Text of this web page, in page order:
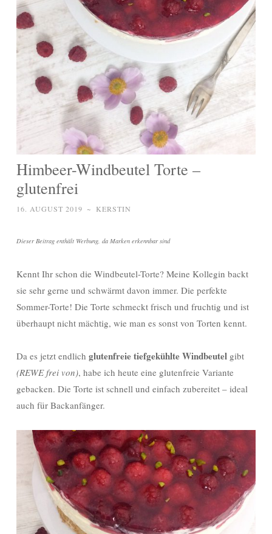
Himbeer-Windbeutel Torte –
glutenfrei
16. AUGUST 2019 ~ KERSTIN
Dieser Beitrag enthält Werbung, da Marken erkennbar sind
Kennt Ihr schon die Windbeutel-Torte? Meine Kollegin backt
sie sehr gerne und schwärmt davon immer. Die perfekte
Sommer-Torte! Die Torte schmeckt frisch und fruchtig und ist
überhaupt nicht mächtig, wie man es sonst von Torten kennt.
Da es jetzt endlich glutenfreie tiefgekühlte Windbeutel gibt
(REWE frei von), habe ich heute eine glutenfreie Variante
gebacken. Die Torte ist schnell und einfach zubereitet – ideal
auch für Backanfänger.